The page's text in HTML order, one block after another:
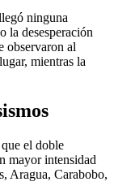
ninguna
la desesperación
observaron al
mientras la
el doble
mayor intensidad
Aragua, Carabobo,